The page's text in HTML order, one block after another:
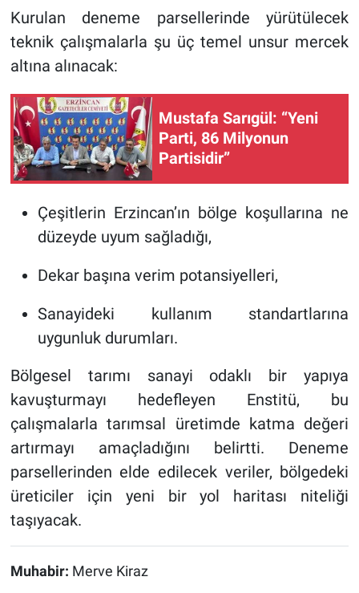
Kurulan deneme parsellerinde yürütülecek
teknik çalışmalarla şu üç temel unsur mercek
altına alınacak:
Mustafa Sarıgül: “Yeni
Parti, 86 Milyonun
Partisidir”
Çeşitlerin Erzincan’ın bölge koşullarına ne
düzeyde uyum sağladığı,
Dekar başına verim potansiyelleri,
Sanayideki kullanım standartlarına
uygunluk durumları.
Bölgesel tarımı sanayi odaklı bir yapıya
kavuşturmayı hedefleyen Enstitü, bu
çalışmalarla tarımsal üretimde katma değeri
artırmayı amaçladığını belirtti. Deneme
parsellerinden elde edilecek veriler, bölgedeki
üreticiler için yeni bir yol haritası niteliği
taşıyacak.
Muhabir: Merve Kiraz